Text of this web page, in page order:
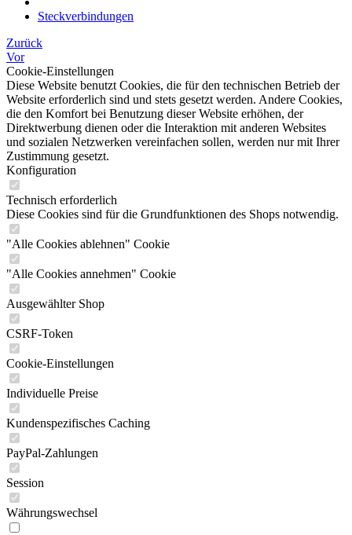
Steckverbindungen
Zurück
Vor
Cookie-Einstellungen
Diese Website benutzt Cookies, die für den technischen Betrieb der
Website erforderlich sind und stets gesetzt werden. Andere Cookies,
die den Komfort bei Benutzung dieser Website erhöhen, der
Direktwerbung dienen oder die Interaktion mit anderen Websites
und sozialen Netzwerken vereinfachen sollen, werden nur mit Ihrer
Zustimmung gesetzt.
Konfiguration
Technisch erforderlich
Diese Cookies sind für die Grundfunktionen des Shops notwendig.
"Alle Cookies ablehnen" Cookie
"Alle Cookies annehmen" Cookie
Ausgewählter Shop
CSRF-Token
Cookie-Einstellungen
Individuelle Preise
Kundenspezifisches Caching
PayPal-Zahlungen
Session
Währungswechsel